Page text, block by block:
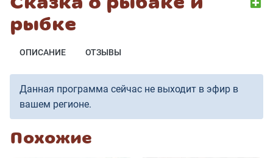
рыбке
ОПИСАНИЕ ОТЗЫВЫ
Данная программа сейчас не выходит в эфир в
вашем регионе.
Похожие